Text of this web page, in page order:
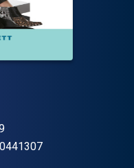
"ISBN-13